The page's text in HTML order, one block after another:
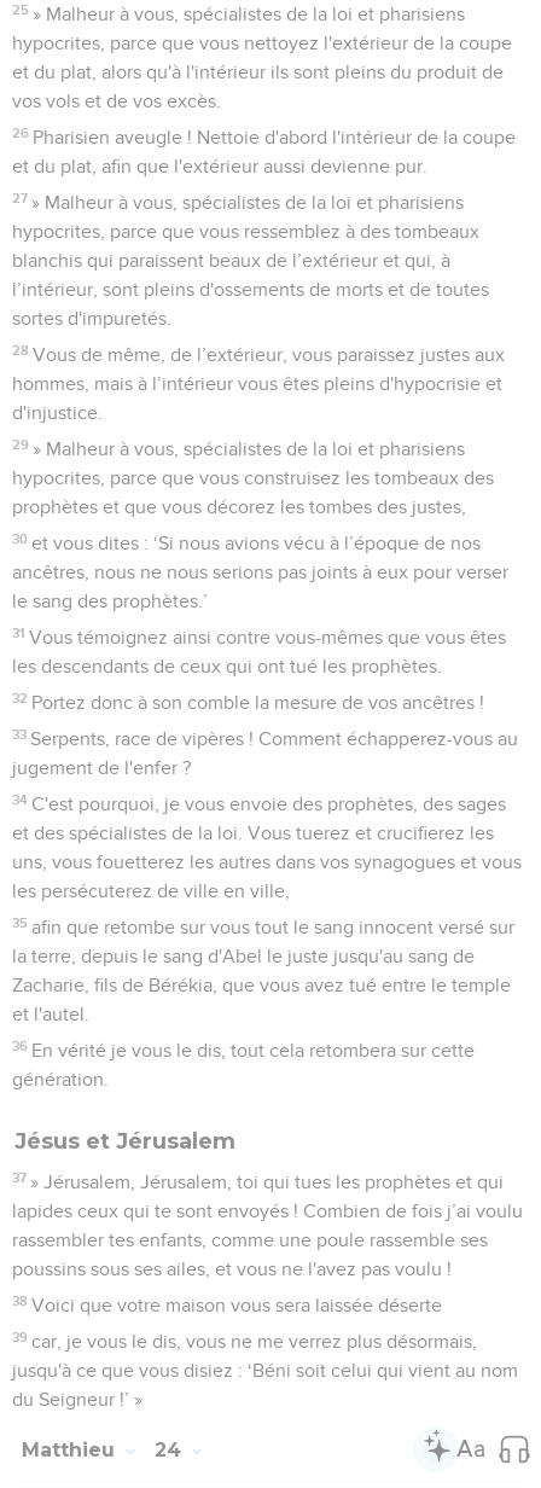
25 » Malheur à vous, spécialistes de la loi et pharisiens
hypocrites, parce que vous nettoyez l'extérieur de la coupe
et du plat, alors qu'à l'intérieur ils sont pleins du produit de
vos vols et de vos excès.
26 Pharisien aveugle ! Nettoie d'abord l'intérieur de la coupe
et du plat, afin que l'extérieur aussi devienne pur.
27 » Malheur à vous, spécialistes de la loi et pharisiens
hypocrites, parce que vous ressemblez à des tombeaux
blanchis qui paraissent beaux de l’extérieur et qui, à
l’intérieur, sont pleins d'ossements de morts et de toutes
sortes d'impuretés.
28 Vous de même, de l’extérieur, vous paraissez justes aux
hommes, mais à l’intérieur vous êtes pleins d'hypocrisie et
d'injustice.
29 » Malheur à vous, spécialistes de la loi et pharisiens
hypocrites, parce que vous construisez les tombeaux des
prophètes et que vous décorez les tombes des justes,
30 et vous dites : ‘Si nous avions vécu à l’époque de nos
ancêtres, nous ne nous serions pas joints à eux pour verser
le sang des prophètes.’
31 Vous témoignez ainsi contre vous-mêmes que vous êtes
les descendants de ceux qui ont tué les prophètes.
32 Portez donc à son comble la mesure de vos ancêtres !
33 Serpents, race de vipères ! Comment échapperez-vous au
jugement de l'enfer ?
34 C'est pourquoi, je vous envoie des prophètes, des sages
et des spécialistes de la loi. Vous tuerez et crucifierez les
uns, vous fouetterez les autres dans vos synagogues et vous
les persécuterez de ville en ville,
35 afin que retombe sur vous tout le sang innocent versé sur
la terre, depuis le sang d'Abel le juste jusqu'au sang de
Zacharie, fils de Bérékia, que vous avez tué entre le temple
et l'autel.
36 En vérité je vous le dis, tout cela retombera sur cette
génération.
Jésus et Jérusalem
37 » Jérusalem, Jérusalem, toi qui tues les prophètes et qui
lapides ceux qui te sont envoyés ! Combien de fois j’ai voulu
rassembler tes enfants, comme une poule rassemble ses
poussins sous ses ailes, et vous ne l'avez pas voulu !
38 Voici que votre maison vous sera laissée déserte
39 car, je vous le dis, vous ne me verrez plus désormais,
jusqu'à ce que vous disiez : ‘Béni soit celui qui vient au nom
du Seigneur !’ »
Matthieu 24